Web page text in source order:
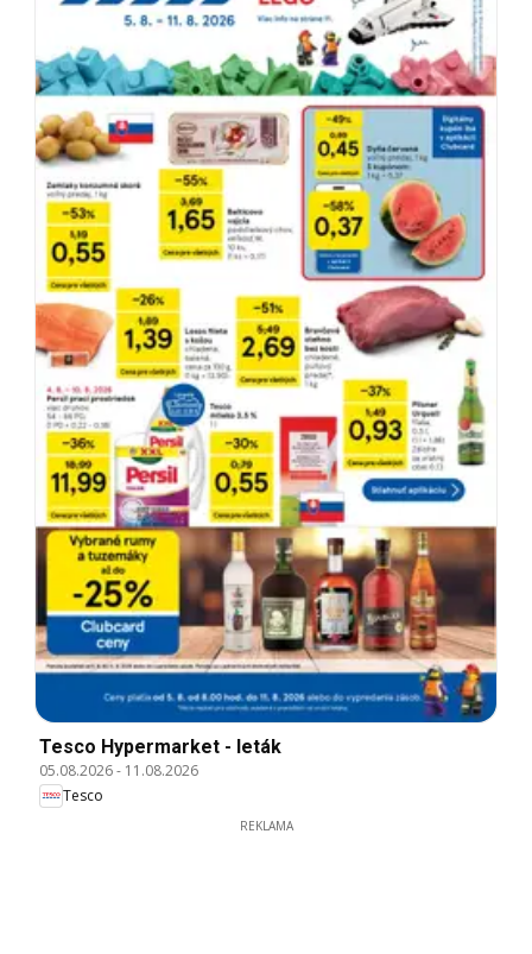
Tesco Hypermarket - leták
05.08.2026- 11.08.2026
Tesco
REKLAMA